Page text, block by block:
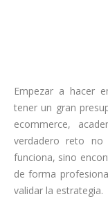
Empezar a hacer
tener un gran
ecommerce,
verdadero reto
funciona, sino
de forma
validar la estrategia.